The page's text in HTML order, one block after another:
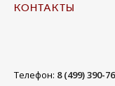
КОНТАКТЫ
Телефон: 8 (499) 390-